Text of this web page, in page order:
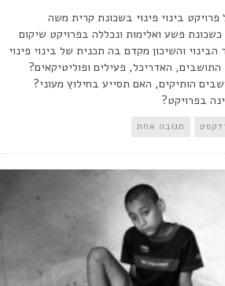
בינוי פינוי בשכונת קרית משה
פשע ואלימות ונכללה בפרויקט שיקום
והשיכון מקדם בה תכנית של בינוי פינוי
האדריכל, פעילים ופוליטיקאים?
הותיקים, האם תסייע בחילוץ מעוני?
בפרויקט?
תגובה אחת